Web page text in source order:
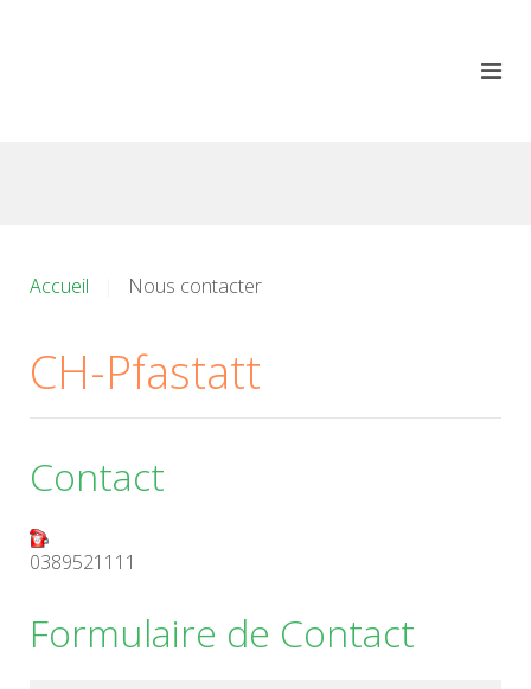
Accueil Nous contacter
CH-Pfastatt
Contact
0389521111
Formulaire de Contact